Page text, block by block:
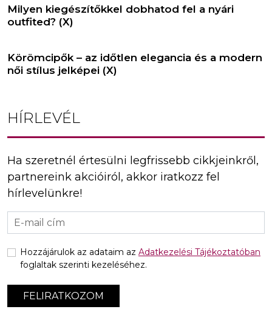
Milyen kiegészítőkkel dobhatod fel a nyári
outfited? (X)
Körömcipők – az időtlen elegancia és a modern
női stílus jelképei (X)
HÍRLEVÉL
Ha szeretnél értesülni legfrissebb cikkjeinkről,
partnereink akcióiról, akkor iratkozz fel
hírlevelünkre!
FELIRATKOZOM
Hozzájárulok az adataim az Adatkezelési Tájékoztatóban
foglaltak szerinti kezeléséhez.